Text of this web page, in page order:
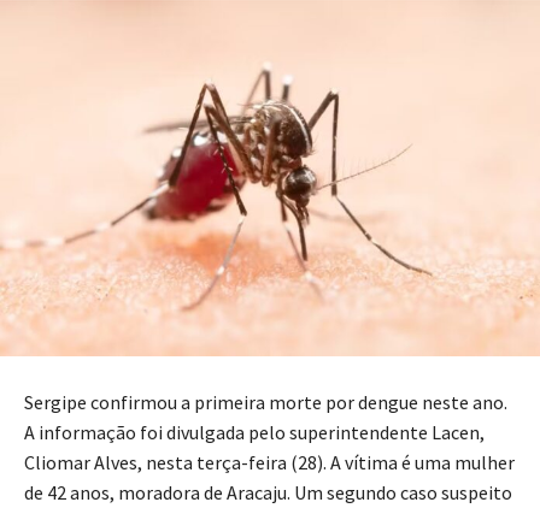
Sergipe confirmou a primeira morte por dengue neste ano.
A informação foi divulgada pelo superintendente Lacen,
Cliomar Alves, nesta terça-feira (28). A vítima é uma mulher
de 42 anos, moradora de Aracaju. Um segundo caso suspeito